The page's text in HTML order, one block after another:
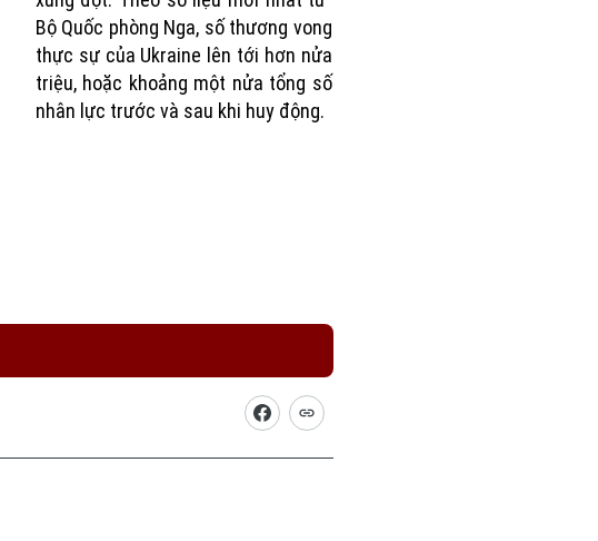
Bộ Quốc phòng Nga, số thương vong
thực sự của Ukraine lên tới hơn nửa
triệu, hoặc khoảng một nửa tổng số
nhân lực trước và sau khi huy động.